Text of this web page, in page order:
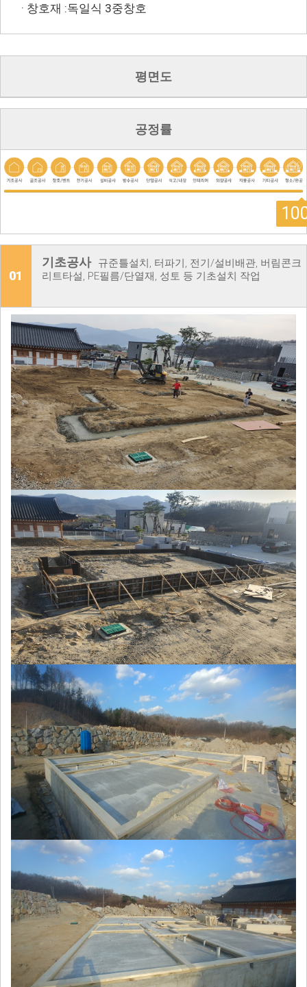
· 창호재 :독일식 3중창호
평면도
공정률
01
기초공사
규준틀설치, 터파기, 전기/설비배관, 버림콘크
리트타설, PE필름/단열재, 성토 등 기초설치 작업